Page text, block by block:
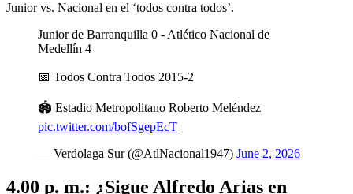
Junior vs. Nacional en el ‘todos contra todos’.
Junior de Barranquilla 0 - Atlético Nacional de
Medellín 4
📅 Todos Contra Todos 2015-2
🏟️ Estadio Metropolitano Roberto Meléndez
pic.twitter.com/bofSgepEcT
— Verdolaga Sur (@AtlNacional1947) June 2, 2026
4.00 p. m.: ¿Sigue Alfredo Arias en